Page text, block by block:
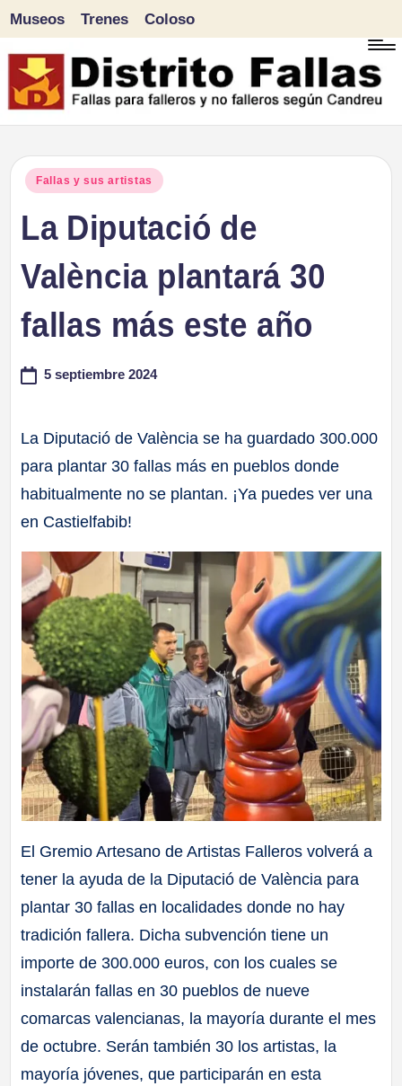
Saltar
al
Museos Trenes Coloso
Publicado
Fallas y sus artistas
La Diputació de
València plantará 30
fallas más este año
5 septiembre 2024
La Diputació de València se ha guardado 300.000
para plantar 30 fallas más en pueblos donde
habitualmente no se plantan. ¡Ya puedes ver una
en Castielfabib!
El Gremio Artesano de Artistas Falleros volverá a
tener la ayuda de la Diputació de València para
plantar 30 fallas en localidades donde no hay
tradición fallera. Dicha subvención tiene un
importe de 300.000 euros, con los cuales se
instalarán fallas en 30 pueblos de nueve
comarcas valencianas, la mayoría durante el mes
de octubre. Serán también 30 los artistas, la
mayoría jóvenes, que participarán en esta